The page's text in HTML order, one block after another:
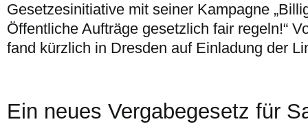
Gesetzesinitiative mit seiner Kampagne
Öffentliche Aufträge gesetzlich fair regeln!“
fand kürzlich in Dresden auf Einladung der
Ein neues Vergabegesetz für